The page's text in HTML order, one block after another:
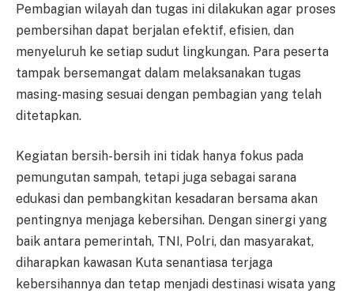
Pembagian wilayah dan tugas ini dilakukan agar proses
pembersihan dapat berjalan efektif, efisien, dan
menyeluruh ke setiap sudut lingkungan. Para peserta
tampak bersemangat dalam melaksanakan tugas
masing-masing sesuai dengan pembagian yang telah
ditetapkan.
Kegiatan bersih-bersih ini tidak hanya fokus pada
pemungutan sampah, tetapi juga sebagai sarana
edukasi dan pembangkitan kesadaran bersama akan
pentingnya menjaga kebersihan. Dengan sinergi yang
baik antara pemerintah, TNI, Polri, dan masyarakat,
diharapkan kawasan Kuta senantiasa terjaga
kebersihannya dan tetap menjadi destinasi wisata yang